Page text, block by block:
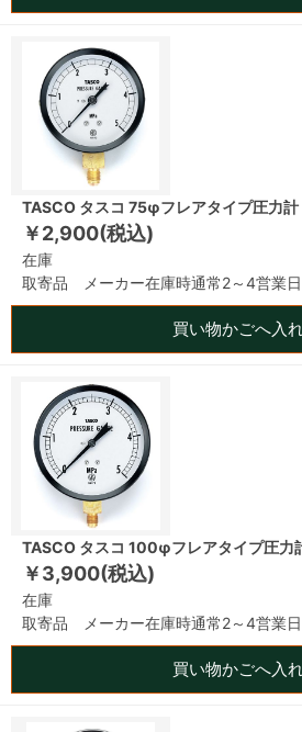
TASCO タスコ 75φフレアタイプ圧力
￥2,900(税込)
在庫
取寄品 メーカー在庫時通常2～4営業
買い物かごへ入
TASCO タスコ 100φフレアタイプ圧
￥3,900(税込)
在庫
取寄品 メーカー在庫時通常2～4営業
買い物かごへ入